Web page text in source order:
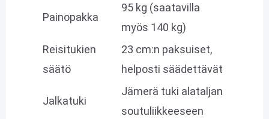
Painopakka
95 kg (saatavilla
myös 140 kg)
Reisitukien
säätö
23 cm:n paksuiset,
helposti säädettävät
Jalkatuki
Jämerä tuki alataljan
soutuliikkeeseen